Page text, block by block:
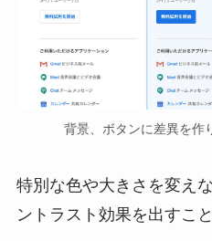
背景、ボタンに差異を作
特別な色や大きさを変え
ントラスト効果を出すこと